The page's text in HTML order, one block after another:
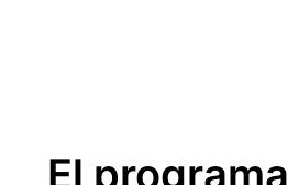
El programa